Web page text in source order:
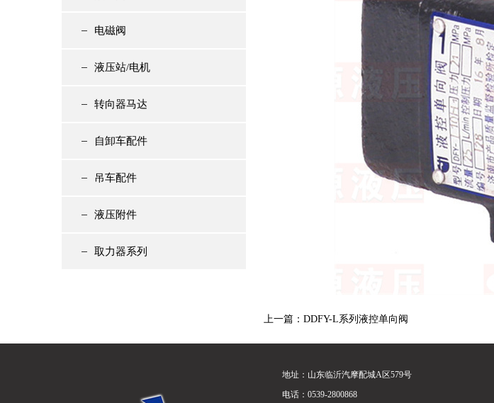
电磁阀
液压站/电机
转向器马达
自卸车配件
吊车配件
液压附件
取力器系列
上一篇： DDFY-L系列液控单向阀
地址：山东临沂汽摩配城A区579号
电话：0539-2800868